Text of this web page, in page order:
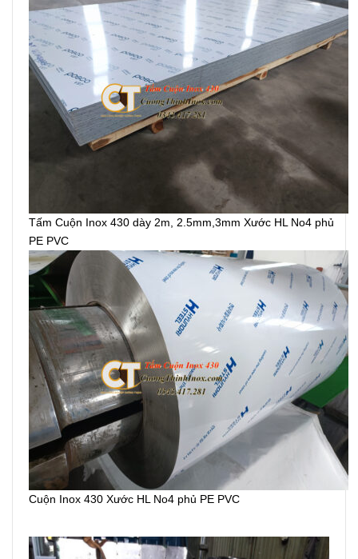
Tấm Cuộn Inox 430 dày 2m, 2.5mm,3mm Xước HL No4 phủ
PE PVC
Cuộn Inox 430 Xước HL No4 phủ PE PVC